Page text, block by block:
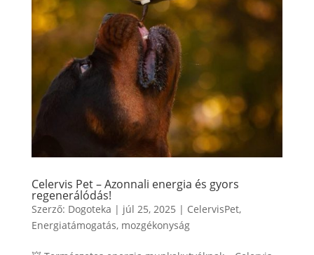
Celervis Pet – Azonnali energia és gyors
regenerálódás!
Szerző: Dogoteka | júl 25, 2025 | CelervisPet,
Energiatámogatás, mozgékonyság